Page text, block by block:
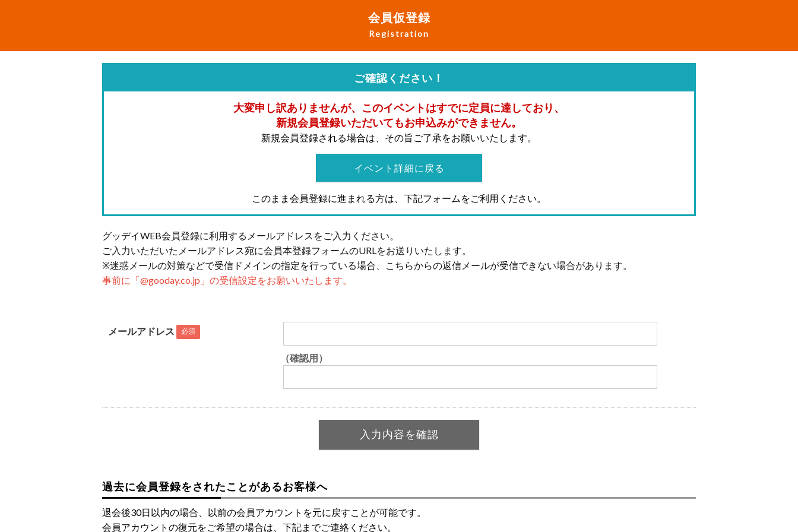
会員仮登録
Registration
ご確認ください！
大変申し訳ありませんが、このイベントはすでに定員に達しており、
新規会員登録いただいてもお申込みができません。
新規会員登録される場合は、その旨ご了承をお願いいたします。
イベント詳細に戻る
このまま会員登録に進まれる方は、下記フォームをご利用ください。
グッデイWEB会員登録に利用するメールアドレスをご入力ください。
ご入力いただいたメールアドレス宛に会員本登録フォームのURLをお送りいたします。
※迷惑メールの対策などで受信ドメインの指定を行っている場合、こちらからの返信メールが受信できない場合があります。
事前に「@gooday.co.jp」の受信設定をお願いいたします。
メールアドレス 必須
（確認用）
過去に会員登録をされたことがあるお客様へ
退会後30日以内の場合、以前の会員アカウントを元に戻すことが可能です。
会員アカウントの復元をご希望の場合は、下記までご連絡ください。